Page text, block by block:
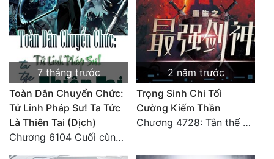
Quân Sự
Sảng Văn
Sủng
Thanh Xuân
Tiên Hiệp
7 tháng trước
Toàn Dân Chuyển Chức:
Tử Linh Pháp Sư! Ta Tức
Là Thiên Tai (Dịch)
Chương 6104 Cuối cùng (HẾT)
2 năm trước
Trọng Sinh Chi Tối
Cường Kiếm Thần
Chương 4728: Tân thế giới (đại kết cục) (10)